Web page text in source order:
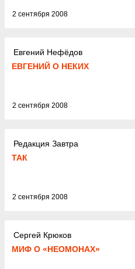
2 сентября 2008
Евгений Нефёдов
ЕВГЕНИЙ О НЕКИХ
2 сентября 2008
Редакция Завтра
ТАК
2 сентября 2008
Сергей Крюков
МИФ О «НЕОМОНАХ»